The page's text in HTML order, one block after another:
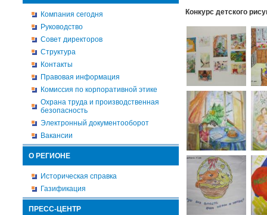
Компания сегодня
Руководство
Совет директоров
Структура
Контакты
Правовая информация
Комиссия по корпоративной этике
Охрана труда и производственная
безопасность
Электронный документооборот
Вакансии
О РЕГИОНЕ
Историческая справка
Газификация
ПРЕСС-ЦЕНТР
Конкурс детского